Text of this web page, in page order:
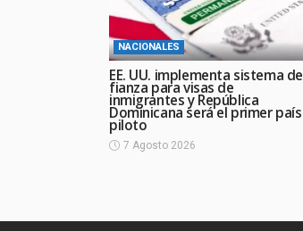
NACIONALES
EE. UU. implementa sistema de
fianza para visas de
inmigrantes y República
Dominicana será el primer país
piloto
7 Agosto 2026